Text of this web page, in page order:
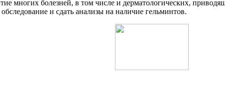
многих болезней, в том числе и дерматологических,
и сдать анализы на наличие гельминтов.